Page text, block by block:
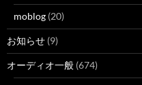
moblog (20)
お知らせ (9)
オーディオ一般 (674)